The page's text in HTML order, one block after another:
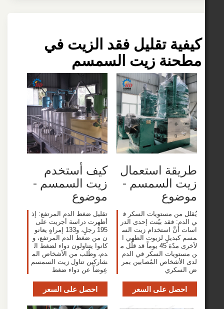
تقليل فقد الزيت في
زيت السمسم
استعمال
السمسم -
مستويات السكر ف
فقد بيّنت إحدى الدر
استخدام زيت الس
لزيوت الطهي ا
لأخرى مدّة 45 يوماً قد قلّل م
السكر في الدم
المُصابين بمر
على السعر
كيف أستخدم
زيت السمسم -
موضوع
تقليل ضغط الدم المرتفع: إذ
أظهرت دراسة أجريت على
195 رجلٍ، و133 إمراهٍ يعانو
ن من ضغط الدم المرتفع، و
كانوا يتناولون دواء لضغط ال
دم، وطُلب من الأشخاص الم
شاركين تناول زيت السمسم
عِوضاً عن دواء ضغط
احصل على السعر